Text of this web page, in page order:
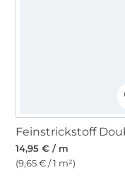
14,95 € / m
(9,65 € / 1 m²)